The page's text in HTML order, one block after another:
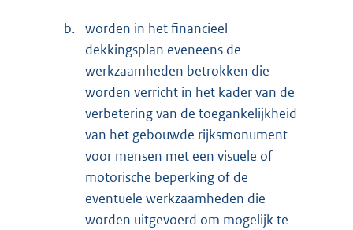
b. worden in het financieel
dekkingsplan eveneens de
werkzaamheden betrokken die
worden verricht in het kader van de
verbetering van de toegankelijkheid
van het gebouwde rijksmonument
voor mensen met een visuele of
motorische beperking of de
eventuele werkzaamheden die
worden uitgevoerd om mogelijk te